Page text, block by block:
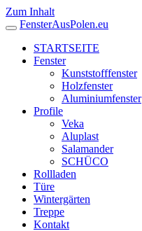
Zum Inhalt
FensterAusPolen.eu
STARTSEITE
Fenster
Kunststofffenster
Holzfenster
Aluminiumfenster
Profile
Veka
Aluplast
Salamander
SCHÜCO
Rollladen
Türe
Wintergärten
Treppe
Kontakt